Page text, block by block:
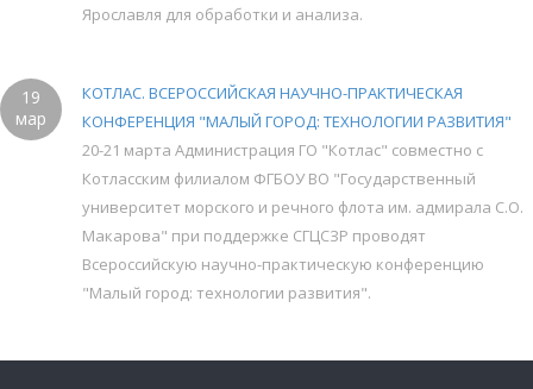
Ярославля для обработки и анализа.
19
мар
КОТЛАС. ВСЕРОССИЙСКАЯ НАУЧНО-ПРАКТИЧЕСКАЯ
КОНФЕРЕНЦИЯ "МАЛЫЙ ГОРОД: ТЕХНОЛОГИИ РАЗВИТИЯ"
20-21 марта Администрация ГО "Котлас" совместно с
Котласским филиалом ФГБОУ ВО "Государственный
университет морского и речного флота им. адмирала С.О.
Макарова" при поддержке СГЦСЗР проводят
Всероссийскую научно-практическую конференцию
"Малый город: технологии развития".